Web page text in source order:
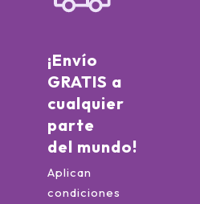
¡Envío
GRATIS a
cualquier
parte
del mundo!
Aplican
condiciones